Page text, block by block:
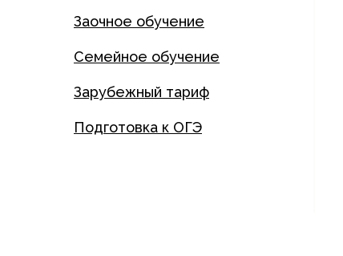
Подготовка к ОГЭ
Семейное обучение
Заочное обучение
Зарубежный тариф